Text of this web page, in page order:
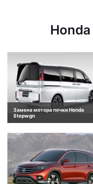
Замена мотора печки Honda
Stepwgn